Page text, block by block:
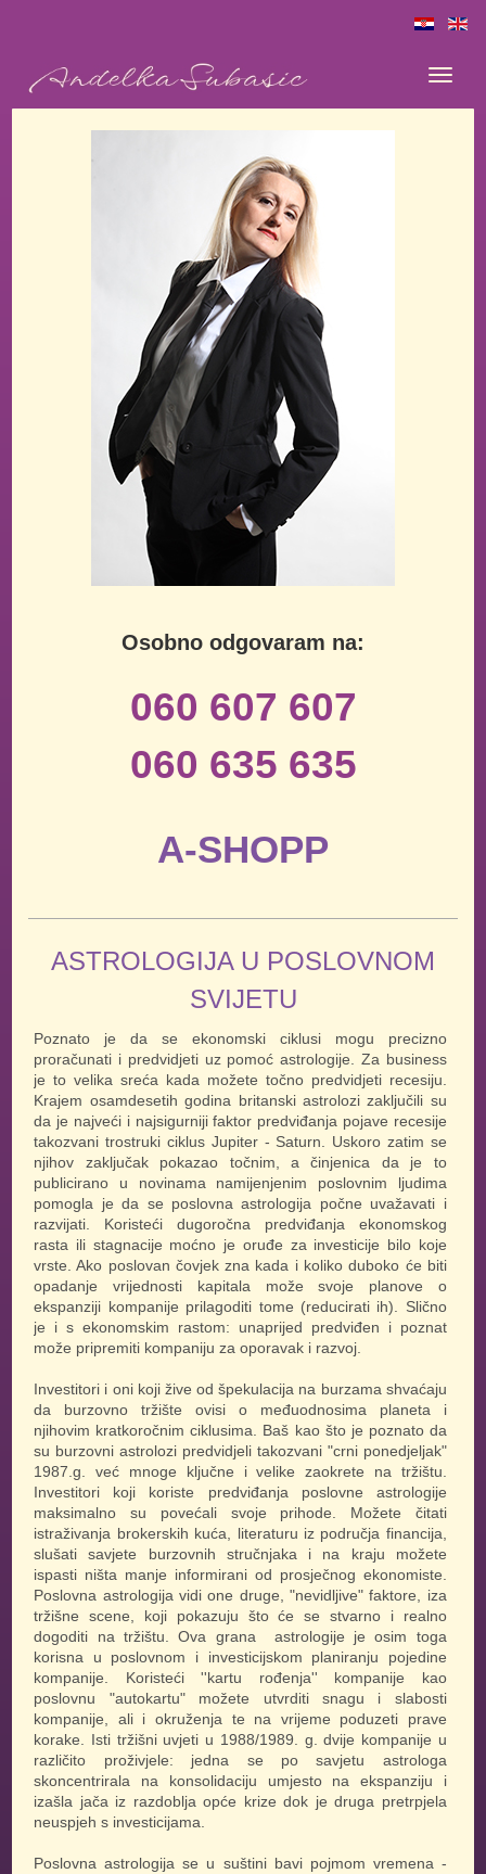
Osobno odgovaram na:
060 607 607
060 635 635
A-SHOPP
ASTROLOGIJA U POSLOVNOM
SVIJETU
Poznato je da se ekonomski ciklusi mogu precizno
proračunati i predvidjeti uz pomoć astrologije. Za business
je to velika sreća kada možete točno predvidjeti recesiju.
Krajem osamdesetih godina britanski astrolozi zaključili su
da je najveći i najsigurniji faktor predviđanja pojave recesije
takozvani trostruki ciklus Jupiter - Saturn. Uskoro zatim se
njihov zaključak pokazao točnim, a činjenica da je to
publicirano u novinama namijenjenim poslovnim ljudima
pomogla je da se poslovna astrologija počne uvažavati i
razvijati. Koristeći dugoročna predviđanja ekonomskog
rasta ili stagnacije moćno je oruđe za investicije bilo koje
vrste. Ako poslovan čovjek zna kada i koliko duboko će biti
opadanje vrijednosti kapitala može svoje planove o
ekspanziji kompanije prilagoditi tome (reducirati ih). Slično
je i s ekonomskim rastom: unaprijed predviđen i poznat
može pripremiti kompaniju za oporavak i razvoj.
Investitori i oni koji žive od špekulacija na burzama shvaćaju
da burzovno tržište ovisi o međuodnosima planeta i
njihovim kratkoročnim ciklusima. Baš kao što je poznato da
su burzovni astrolozi predvidjeli takozvani "crni ponedjeljak"
1987.g. već mnoge ključne i velike zaokrete na tržištu.
Investitori koji koriste predviđanja poslovne astrologije
maksimalno su povećali svoje prihode. Možete čitati
istraživanja brokerskih kuća, literaturu iz područja financija,
slušati savjete burzovnih stručnjaka i na kraju možete
ispasti ništa manje informirani od prosječnog ekonomiste.
Poslovna astrologija vidi one druge, "nevidljive" faktore, iza
tržišne scene, koji pokazuju što će se stvarno i realno
dogoditi na tržištu. Ova grana astrologije je osim toga
korisna u poslovnom i investicijskom planiranju pojedine
kompanije. Koristeći ''kartu rođenja'' kompanije kao
poslovnu "autokartu" možete utvrditi snagu i slabosti
kompanije, ali i okruženja te na vrijeme poduzeti prave
korake. Isti tržišni uvjeti u 1988/1989. g. dvije kompanije u
različito proživjele: jedna se po savjetu astrologa
skoncentrirala na konsolidaciju umjesto na ekspanziju i
izašla jača iz razdoblja opće krize dok je druga pretrpjela
neuspjeh s investicijama.
Poslovna astrologija se u suštini bavi pojmom vremena -